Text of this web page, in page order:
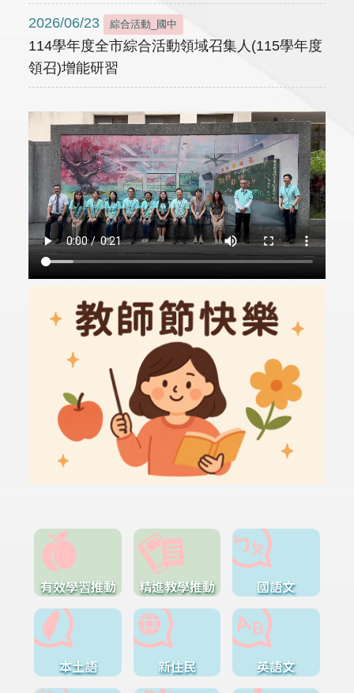
2026/06/23 綜合活動_國中
114學年度全市綜合活動領域召集人(115學年度
領召)增能研習
有效學習推動 精進教學推動 國語文
本土語 新住民 英語文